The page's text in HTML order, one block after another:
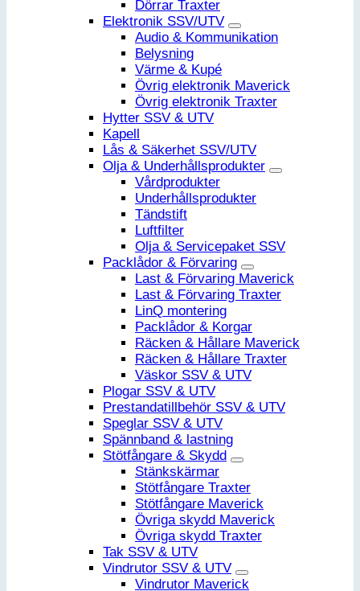
Dörrar Traxter
Elektronik SSV/UTV
Audio & Kommunikation
Belysning
Värme & Kupé
Övrig elektronik Maverick
Övrig elektronik Traxter
Hytter SSV & UTV
Kapell
Lås & Säkerhet SSV/UTV
Olja & Underhållsprodukter
Vårdprodukter
Underhållsprodukter
Tändstift
Luftfilter
Olja & Servicepaket SSV
Packlådor & Förvaring
Last & Förvaring Maverick
Last & Förvaring Traxter
LinQ montering
Packlådor & Korgar
Räcken & Hållare Maverick
Räcken & Hållare Traxter
Väskor SSV & UTV
Plogar SSV & UTV
Prestandatillbehör SSV & UTV
Speglar SSV & UTV
Spännband & lastning
Stötfångare & Skydd
Stänkskärmar
Stötfångare Traxter
Stötfångare Maverick
Övriga skydd Maverick
Övriga skydd Traxter
Tak SSV & UTV
Vindrutor SSV & UTV
Vindrutor Maverick